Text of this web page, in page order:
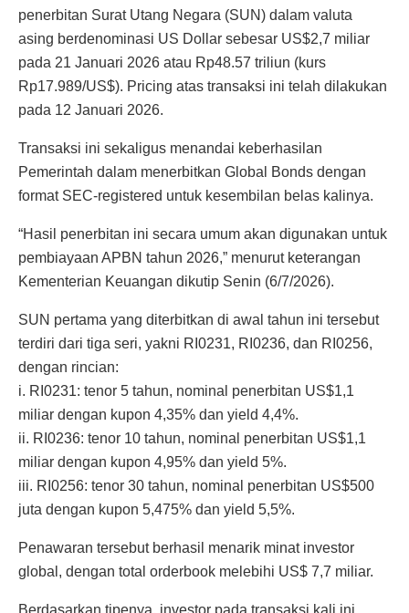
penerbitan Surat Utang Negara (SUN) dalam valuta
asing berdenominasi US Dollar sebesar US$2,7 miliar
pada 21 Januari 2026 atau Rp48.57 triliun (kurs
Rp17.989/US$). Pricing atas transaksi ini telah dilakukan
pada 12 Januari 2026.
Transaksi ini sekaligus menandai keberhasilan
Pemerintah dalam menerbitkan Global Bonds dengan
format SEC-registered untuk kesembilan belas kalinya.
“Hasil penerbitan ini secara umum akan digunakan untuk
pembiayaan APBN tahun 2026,” menurut keterangan
Kementerian Keuangan dikutip Senin (6/7/2026).
SUN pertama yang diterbitkan di awal tahun ini tersebut
terdiri dari tiga seri, yakni RI0231, RI0236, dan RI0256,
dengan rincian:
i. RI0231: tenor 5 tahun, nominal penerbitan US$1,1
miliar dengan kupon 4,35% dan yield 4,4%.
ii. RI0236: tenor 10 tahun, nominal penerbitan US$1,1
miliar dengan kupon 4,95% dan yield 5%.
iii. RI0256: tenor 30 tahun, nominal penerbitan US$500
juta dengan kupon 5,475% dan yield 5,5%.
Penawaran tersebut berhasil menarik minat investor
global, dengan total orderbook melebihi US$ 7,7 miliar.
Berdasarkan tipenya, investor pada transaksi kali ini